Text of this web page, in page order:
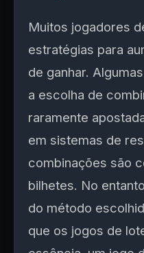
Muitos jogadores
estratégias para
de ganhar.
a escolha de
raramente
em sistemas de
combinações são
bilhetes. No
do método
que os jogos de